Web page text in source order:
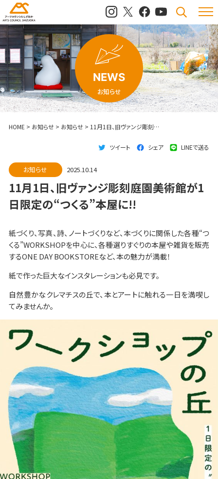
メニュ
検索
NEWS
お知らせ
HOME > お知らせ> お知らせ> 11月1日、旧ヴァンジ彫刻庭園美術館が1日限定の“つくる”本屋に!!
ツイート シェア LINEで送る
お知らせ 2025.10.14
11月1日、旧ヴァンジ彫刻庭園美術館が1
日限定の“つくる”本屋に!!
紙づくり、写真、詩、ノートづくりなど、本づくりに関係した各種“つ
くる”WORKSHOPを中心に、各種選りすぐりの本屋や雑貨を販売
するONE DAY BOOKSTOREなど、本の魅力が満載！
紙で作った巨大なインスタレーションも必見です。
自然豊かなクレマチスの丘で、本とアートに触れる一日を満喫し
てみませんか。